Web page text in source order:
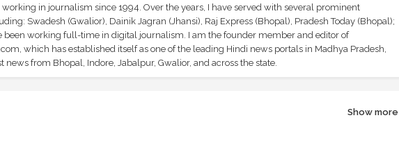
working in journalism since 1994. Over the years, I have served with several prominent
Swadesh (Gwalior), Dainik Jagran (Jhansi), Raj Express (Bhopal), Pradesh Today (Bhopal);
been working full-time in digital journalism. I am the founder member and editor of
which has established itself as one of the leading Hindi news portals in Madhya Pradesh,
news from Bhopal, Indore, Jabalpur, Gwalior, and across the state.
Show more